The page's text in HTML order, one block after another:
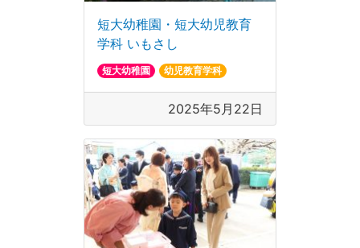
短大幼稚園・短大幼児教育
学科 いもさし
短大幼稚園 幼児教育学科
2025年5月22日